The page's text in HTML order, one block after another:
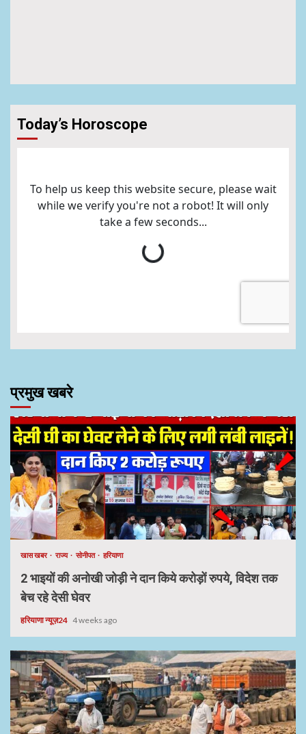
Today’s Horoscope
प्रमुख खबरे
खास खबर राज्य सोनीपत हरियाणा
2 भाइयों की अनोखी जोड़ी ने दान किये करोड़ों रुपये, विदेश तक
बेच रहे देसी घेवर
हरियाणा न्यूज़24 4 weeks ago